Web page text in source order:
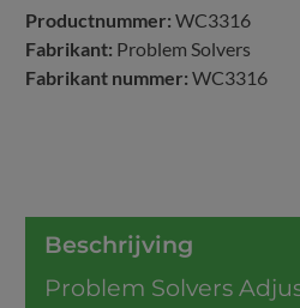
Productnummer: WC3316
Fabrikant: Problem Solvers
Fabrikant nummer: WC3316
Beschrijving
Problem Solvers